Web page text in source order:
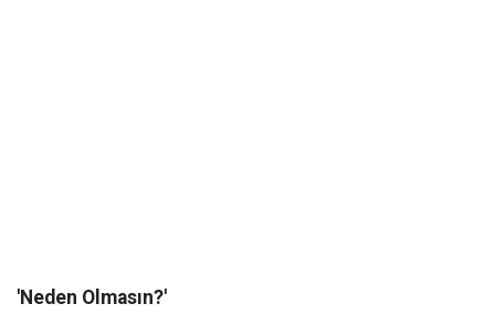
'Neden Olmasın?'